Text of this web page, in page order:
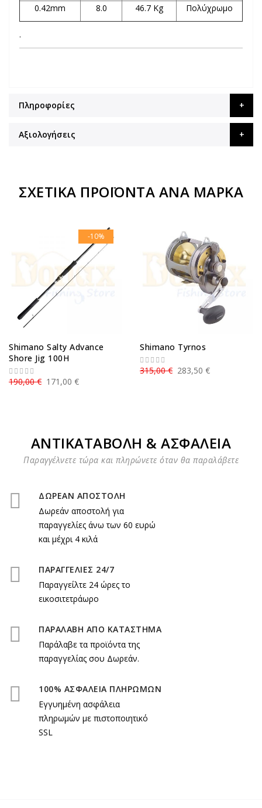
0.42mm 8.0 46.7 Kg Πολύχρωμο
.
Πληροφορίες
Αξιολογήσεις
ΣΧΕΤΙΚΆ ΠΡΟΪΌΝΤΑ ΑΝΆ ΜΆΡΚΑ
-10%
Shimano Salty Advance
Shore Jig 100H
171,00 €
190,00 €
Shimano Tyrnos
283,50 €
315,00 €
ΑΝΤΙΚΑΤΑΒΟΛΗ & ΑΣΦΑΛΕΙΑ
Παραγγέλνετε τώρα και πληρώνετε όταν θα παραλάβετε
ΔΩΡΕΑΝ ΑΠΟΣΤΟΛΗ
Δωρεάν αποστολή για
παραγγελίες άνω των 60 ευρώ
και μέχρι 4 κιλά
ΠΑΡΑΓΓΕΛΙΕΣ 24/7
Παραγγείλτε 24 ώρες το
εικοσιτετράωρο
ΠΑΡΑΛΑΒΗ ΑΠΟ ΚΑΤΑΣΤΗΜΑ
Παράλαβε τα προϊόντα της
παραγγελίας σου Δωρεάν.
100% ΑΣΦΑΛΕΙΑ ΠΛΗΡΩΜΩΝ
Εγγυημένη ασφάλεια
πληρωμών με πιστοποιητικό
SSL